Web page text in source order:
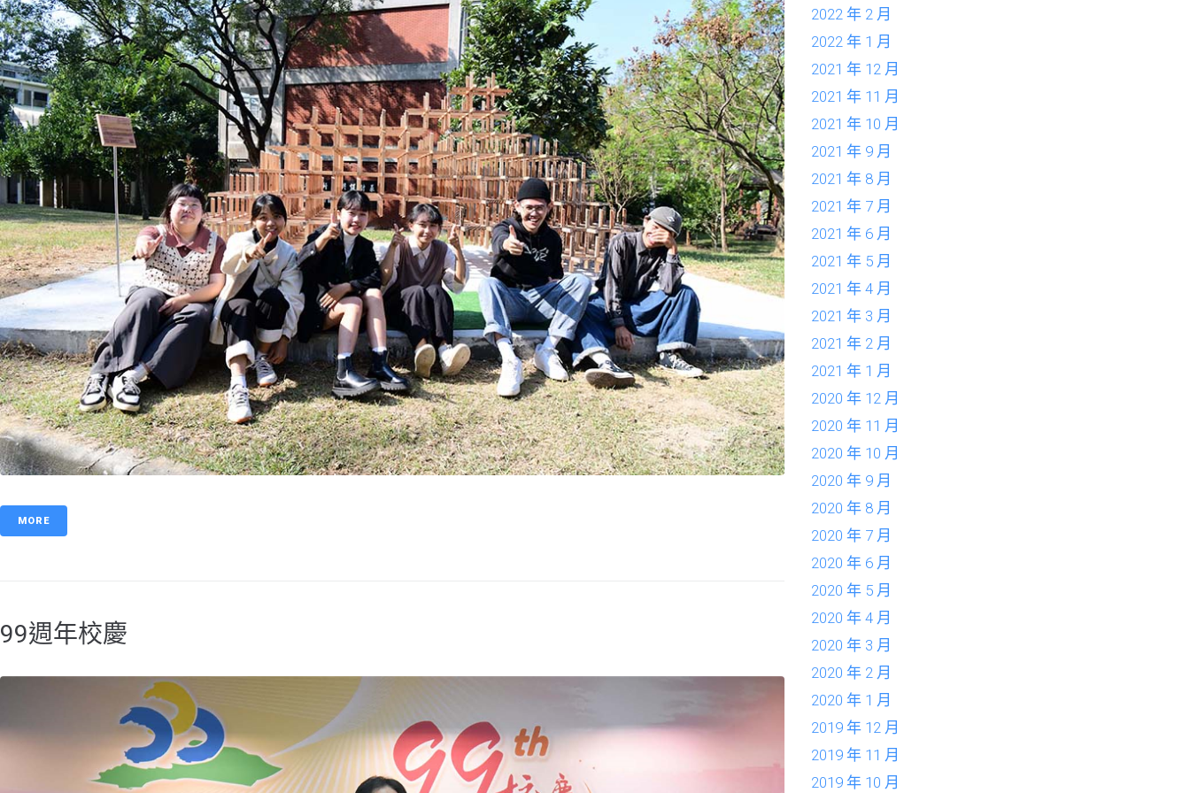
MORE
99週年校慶
2022 年 2 月
2022 年 1 月
2021 年 12 月
2021 年 11 月
2021 年 10 月
2021 年 9 月
2021 年 8 月
2021 年 7 月
2021 年 6 月
2021 年 5 月
2021 年 4 月
2021 年 3 月
2021 年 2 月
2021 年 1 月
2020 年 12 月
2020 年 11 月
2020 年 10 月
2020 年 9 月
2020 年 8 月
2020 年 7 月
2020 年 6 月
2020 年 5 月
2020 年 4 月
2020 年 3 月
2020 年 2 月
2020 年 1 月
2019 年 12 月
2019 年 11 月
2019 年 10 月